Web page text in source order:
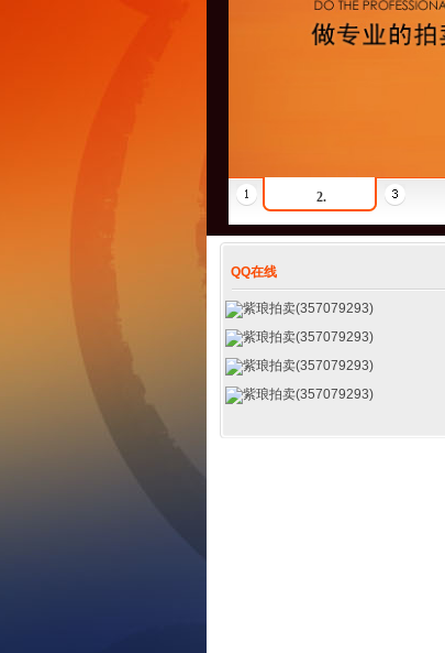
2.
QQ在线
紫琅拍卖(357079293)
紫琅拍卖(357079293)
紫琅拍卖(357079293)
紫琅拍卖(357079293)